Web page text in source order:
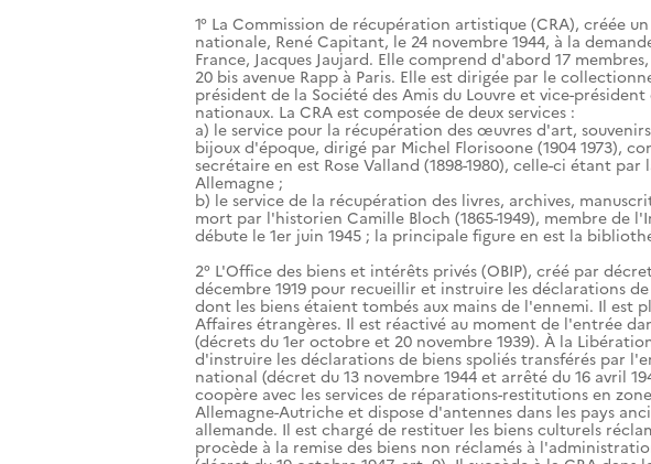
1° La Commission de récupération artistique (CRA), créée
nationale, René Capitant, le 24 novembre 1944, à la
France, Jacques Jaujard. Elle comprend d'abord 17
20 bis avenue Rapp à Paris. Elle est dirigée par le
président de la Société des Amis du Louvre et vice-président
nationaux. La CRA est composée de deux services :
a) le service pour la récupération des œuvres d'art,
bijoux d'époque, dirigé par Michel Florisoone (1904 1973),
secrétaire en est Rose Valland (1898-1980), celle-ci étant
Allemagne ;
b) le service de la récupération des livres, archives,
mort par l'historien Camille Bloch (1865-1949), membre de
débute le 1er juin 1945 ; la principale figure en est la
2° L'Office des biens et intérêts privés (OBIP), créé par
décembre 1919 pour recueillir et instruire les déclarations
dont les biens étaient tombés aux mains de l'ennemi. Il est
Affaires étrangères. Il est réactivé au moment de l'entrée
(décrets du 1er octobre et 20 novembre 1939). À la
d'instruire les déclarations de biens spoliés transférés par
national (décret du 13 novembre 1944 et arrêté du 16 avril
coopère avec les services de réparations-restitutions en
Allemagne-Autriche et dispose d'antennes dans les pays
allemande. Il est chargé de restituer les biens culturels
procède à la remise des biens non réclamés à